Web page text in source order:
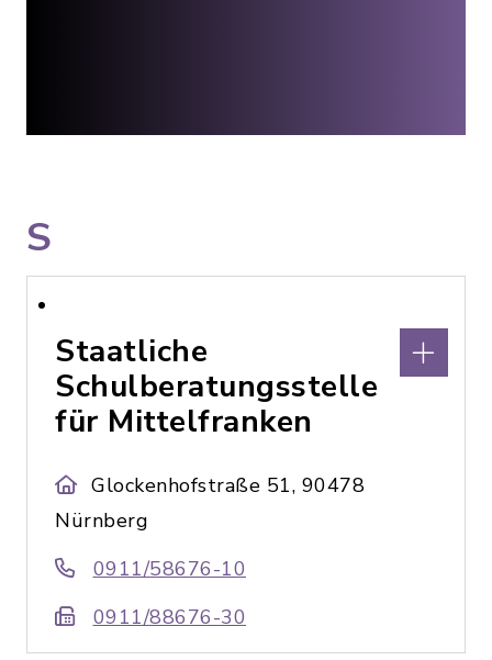
S
Staatliche
Schulberatungsstelle
für Mittelfranken
Glockenhofstraße 51, 90478
Nürnberg
0911/58676-10
0911/88676-30